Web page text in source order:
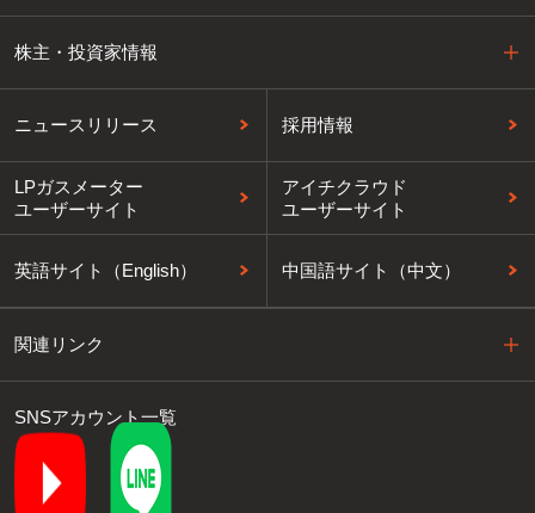
株主・投資家情報
ニュースリリース 採用情報
LPガスメーター
ユーザーサイト
アイチクラウド
ユーザーサイト
英語サイト（English） 中国語サイト（中文）
関連リンク
SNSアカウント一覧